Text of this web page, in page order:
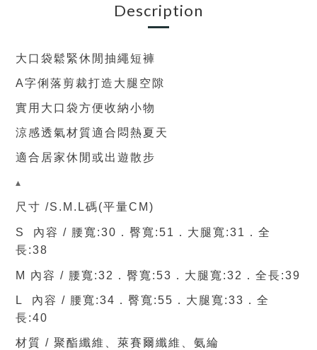
Description
大口袋鬆緊休閒抽繩短褲
A字俐落剪裁打造大腿空隙
實用大口袋方便收納小物
涼感透氣材質適合悶熱夏天
適合居家休閒或出遊散步
▴
尺寸 /S.M.L碼(平量CM)
S 內容 / 腰寬:30．臀寬:51． 大腿寬:31．全
長:38
M 內容 / 腰寬:32．臀寬:53． 大腿寬:32．全長:39
L 內容 / 腰寬:34．臀寬:55． 大腿寬:33 ． 全
長:40
材質 / 聚酯纖維、萊賽爾纖維、氨綸